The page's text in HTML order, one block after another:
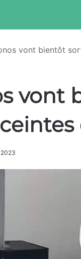
vont bientôt
vont
2023